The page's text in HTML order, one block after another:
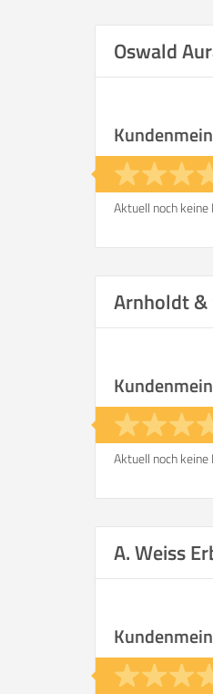
Oswald
Aktuell noch
Arnholdt &
Aktuell noch
A. Weiss